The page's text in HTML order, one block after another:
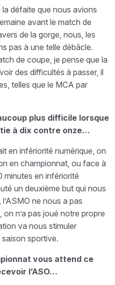
la défaite que nous avions
avant le match de
de la gorge, nous, les
pas à une telle débâcle.
de coupe, je pense que la
des difficultés à passer, il
telles que le MCA par
plus difficile lorsque
à dix contre onze…
en infériorité numérique, on
en championnat, ou face à
minutes en infériorité
un deuxième but qui nous
l’ASMO ne nous a pas
n’a pas joué notre propre
va nous stimuler
sportive.
vous attend ce
l’ASO…